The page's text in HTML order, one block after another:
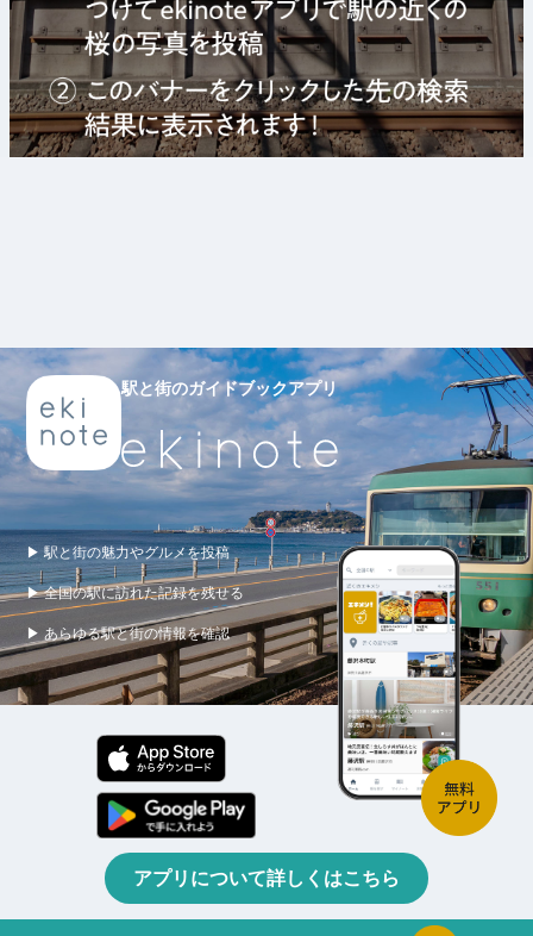
駅と街のガイドブックアプリ
▶ 駅と街の魅力やグルメを投稿
▶ 全国の駅に訪れた記録を残せる
▶ あらゆる駅と街の情報を確認
アプリについて詳しくはこちら